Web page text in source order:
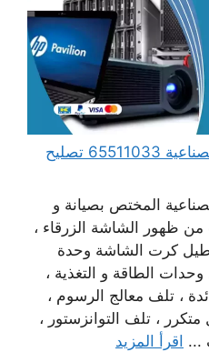
مهندس كمبيوتر العارضية الصناعية 65511033 تصليح
المختص بصيانة و
من ظهور الشاشة الزرقاء ،
كرت الشاشة وحدة
الطاقة و التغذية ،
، تلف معالج الرسوم ،
، تلف التوانزستور ،
... اقرأ المزيد